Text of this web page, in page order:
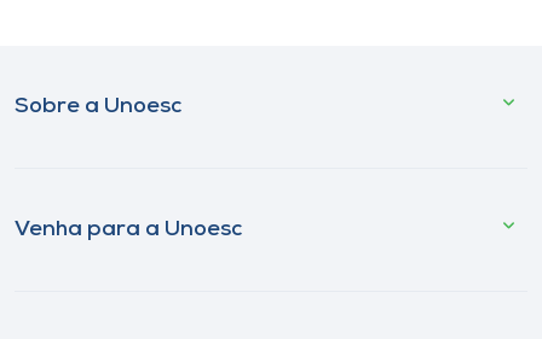
Sobre a Unoesc
Venha para a Unoesc